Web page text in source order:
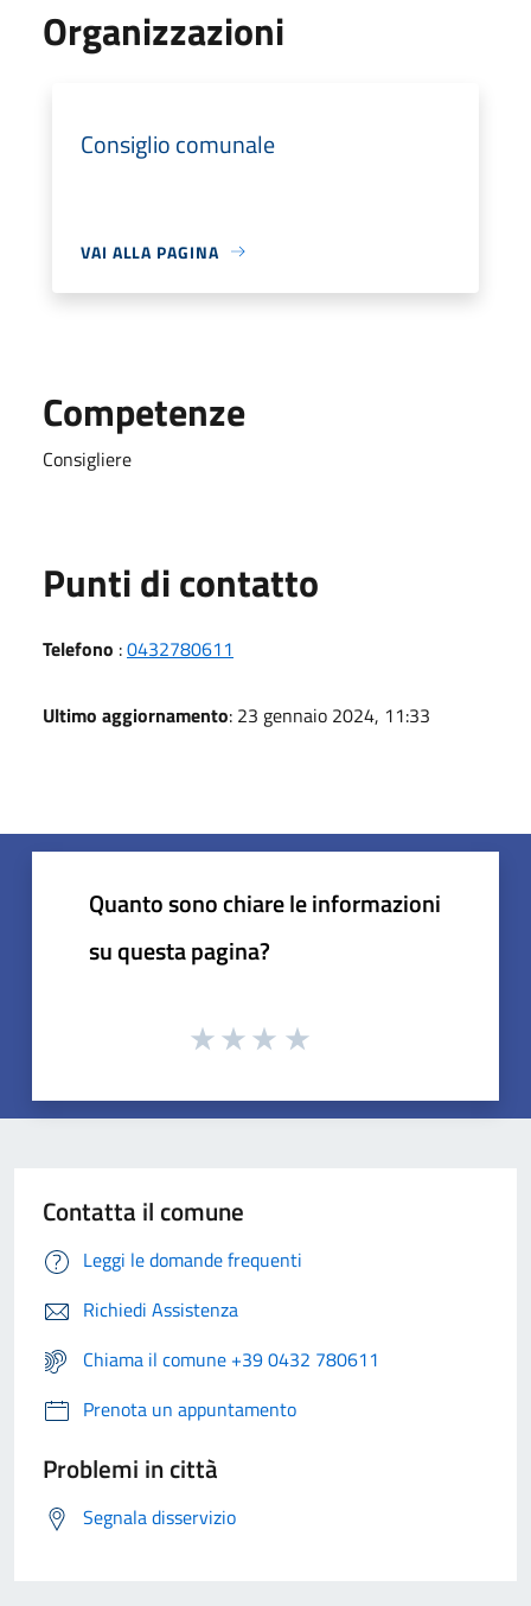
Organizzazioni
Consiglio comunale
VAI ALLA PAGINA
Competenze
Consigliere
Punti di contatto
Telefono :0432780611
Ultimo aggiornamento: 23 gennaio 2024, 11:33
Quanto sono chiare le informazioni
su questa pagina?
Contatta il comune
Leggi le domande frequenti
Richiedi Assistenza
Chiama il comune +39 0432 780611
Prenota un appuntamento
Problemi in città
Segnala disservizio